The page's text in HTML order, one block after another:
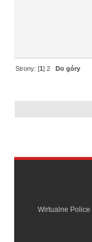
Strony: [1]2 Do góry
Wirtualne